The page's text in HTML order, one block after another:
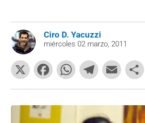
Ciro D. Yacuzzi
miércoles 02 marzo, 2011
X
F
a
c
e
W
h
at
s
T
el
e
gr
E
m
ai
l